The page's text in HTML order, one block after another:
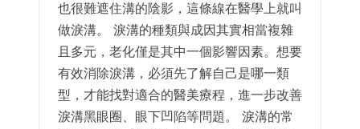
也很難遮住溝的陰影，這條線在醫學上就叫
做淚溝。 淚溝的種類與成因其實相當複雜
且多元，老化僅是其中一個影響因素。想要
有效消除淚溝，必須先了解自己是哪一類
型，才能找對適合的醫美療程，進一步改善
淚溝黑眼圈、眼下凹陷等問題。 淚溝的常